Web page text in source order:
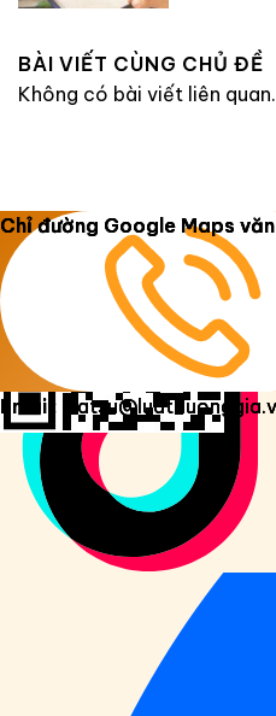
BÀI VIẾT CÙNG CHỦ ĐỀ
Không có bài viết liên quan.
Copyright 2026 ©